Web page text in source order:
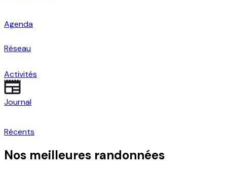
Agenda
Réseau
Activités
Journal
Récents
Nos meilleures randonnées